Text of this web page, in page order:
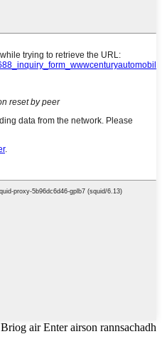
Briog air Enter airson rannsachadh